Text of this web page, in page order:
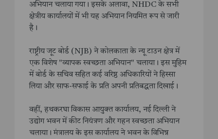
अभियान चलाया गया। इसके अलावा, NHDC के सभी
क्षेत्रीय कार्यालयों में भी यह अभियान नियमित रूप से जारी
है।
राष्ट्रीय जूट बोर्ड (NJB) ने कोलकाता के न्यू टाउन क्षेत्र में
एक विशेष "व्यापक स्वच्छता अभियान" चलाया। इस मुहिम
में बोर्ड के सचिव सहित कई वरिष्ठ अधिकारियों ने हिस्सा
लिया और साफ-सफाई के प्रति अपनी प्रतिबद्धता दिखाई।
वहीं, हथकरघा विकास आयुक्त कार्यालय, नई दिल्ली ने
उद्योग भवन में कीट नियंत्रण और गहन स्वच्छता अभियान
चलाया। मंत्रालय के इस कार्यालय ने भवन के विभिन्न